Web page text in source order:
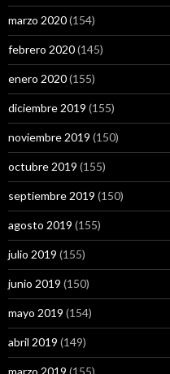
marzo 2020(154)
febrero 2020(145)
enero 2020(155)
diciembre 2019 (155)
noviembre 2019 (150)
octubre 2019 (155)
septiembre 2019 (150)
agosto 2019 (155)
julio 2019 (155)
junio 2019 (150)
mayo 2019 (154)
abril 2019 (149)
marzo 2019 (155)